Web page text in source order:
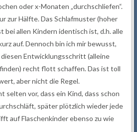
oder x-Monaten „durchschliefen“.
zur Hälfte. Das Schlafmuster (hoher
bei allen Kindern identisch ist, d.h. alle
auf. Dennoch bin ich mir bewusst,
Entwicklungsschritt (alleine
recht flott schaffen. Das ist toll
aber nicht die Regel.
selten vor, dass ein Kind, dass schon
später plötzlich wieder jede
auf Flaschenkinder ebenso zu wie